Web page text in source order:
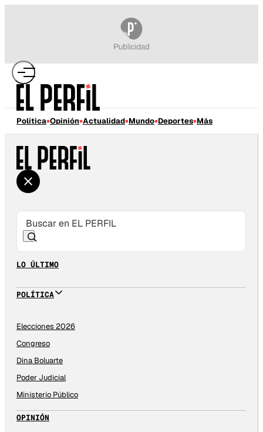
Política Opinión Actualidad Mundo Deportes Más
LO ÚLTIMO
POLÍTICA
Elecciones 2026
Congreso
Dina Boluarte
Poder Judicial
Ministerio Público
OPINIÓN